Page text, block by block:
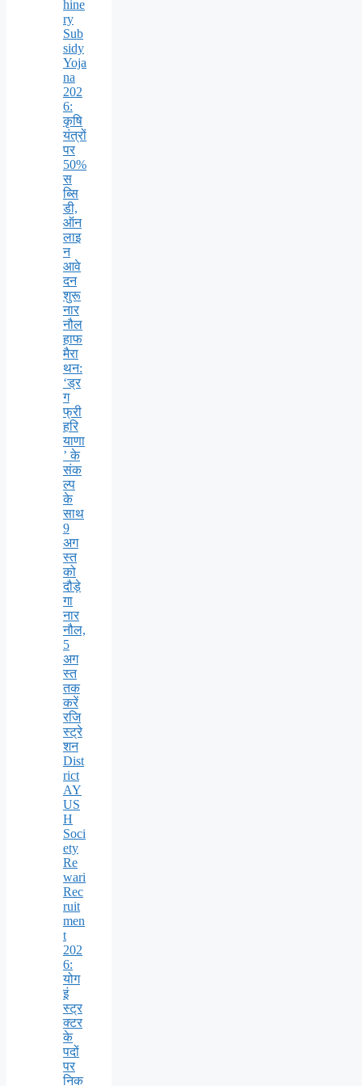
hine
ry
Sub
sidy
Yoja
na
202
6:
कृषि
यंत्रों
पर
50%
स
ब्सि
डी,
ऑन
लाइ
न
आवे
दन
शुरू
नार
नौल
हाफ
मैरा
थन:
‘ड्र
ग
फ्री
हरि
याणा
’ के
संक
ल्प
के
साथ
9
अग
स्त
को
दौड़े
गा
नार
नौल,
5
अग
स्त
तक
करें
रजि
स्ट्रे
शन
Dist
rict
AY
US
H
Soci
ety
Re
wari
Rec
ruit
men
t
202
6:
योग
इं
स्ट्र
क्टर
के
पदों
पर
निक